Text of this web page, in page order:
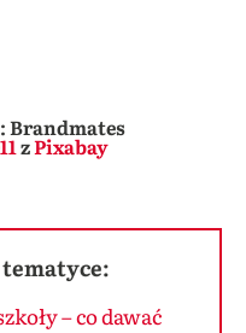
Brandmates
zPixabay
– co dawać